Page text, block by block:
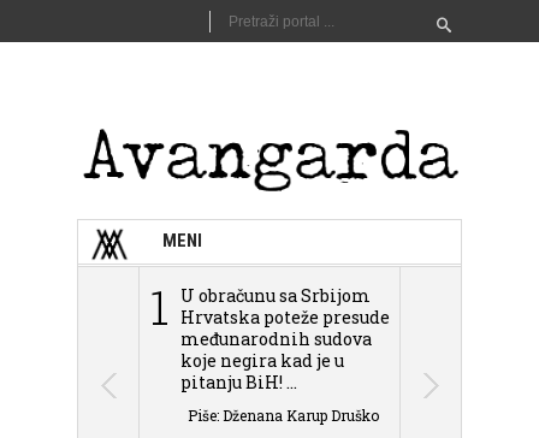
MENI
1
U obračunu sa Srbijom
Hrvatska poteže presude
međunarodnih sudova
koje negira kad je u
pitanju BiH! ...
Piše: Dženana Karup Druško